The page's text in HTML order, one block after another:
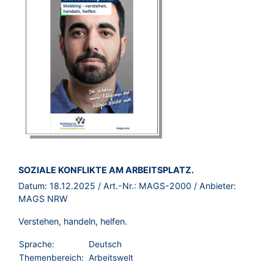
BROSCHÜRE:
SOZIALE KONFLIKTE AM ARBEITSPLATZ.
Datum: 18.12.2025 / Art.-Nr.: MAGS-2000 / Anbieter:
MAGS NRW
Verstehen, handeln, helfen.
Sprache:
Deutsch
Themenbereich: Arbeitswelt